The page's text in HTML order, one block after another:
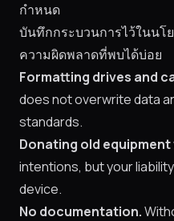
กำหนด
บันทึกกระบวนการไว้ในนโ
ความผิดพลาดที่พบได้บ่อย
Formatting drives and
does not overwrite data
standards.
Donating old
intentions, but your
device.
No documentation.